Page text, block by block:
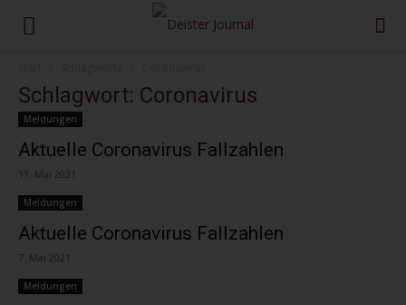
Schlagwort: Coronavirus
Meldungen
Aktuelle Coronavirus Fallzahlen
11. Mai 2021
Meldungen
Aktuelle Coronavirus Fallzahlen
7. Mai 2021
Meldungen